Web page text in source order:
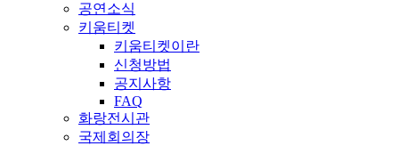
공연소식
키움티켓
키움티켓이란
신청방법
공지사항
FAQ
화랑전시관
국제회의장